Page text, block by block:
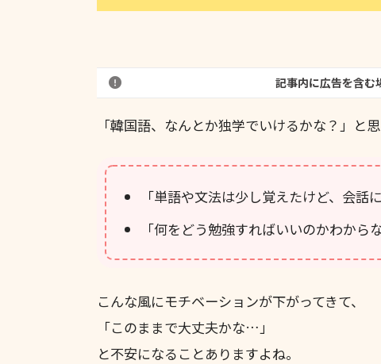
記事内に広告を含む
「韓国語、なんとか独学でいけるかな？」と
「単語や文法は少し覚えたけど、会話
「何をどう勉強すればいいのかわからな
こんな風にモチベーションが下がってきて、
「このままで大丈夫かな…」
と不安になることありますよね。